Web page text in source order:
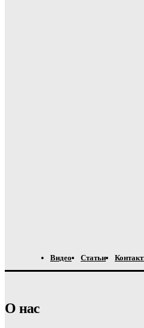
Видео Статьи
О нас